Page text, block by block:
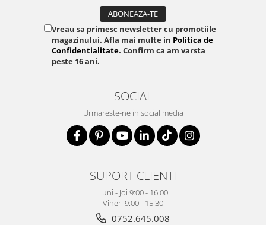
Vreau sa primesc newsletter cu promotiile
magazinului. Afla mai multe in Politica de
Confidentialitate. Confirm ca am varsta
peste 16 ani.
SOCIAL
Urmareste-ne in social media
SUPORT CLIENTI
Luni - Joi 9:00 - 16:00
Vineri 9:00 - 15:30
0752.645.008